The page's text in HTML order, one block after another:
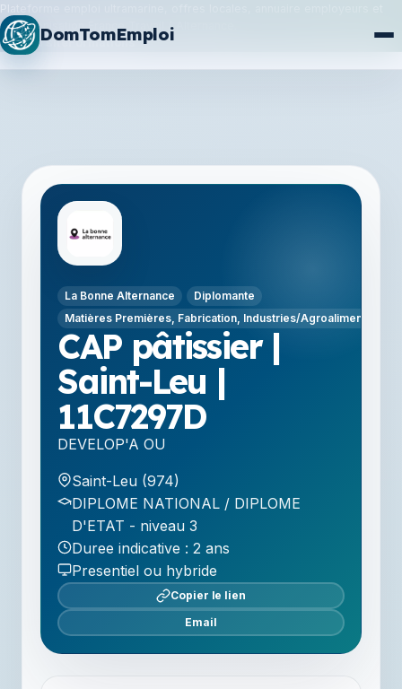
Plateforme emploi ultramarine, offres locales, annuaire employeurs et
synchronisation France Travail / Alternance.
Plan du siteFormations
DomTomEmploi
La Bonne Alternance
Diplomante
Matières Premières, Fabrication, Industries/Agroalimentaire ;
CAP pâtissier |
Saint-Leu |
11C7297D
DEVELOP'A OU
Saint-Leu (974)
DIPLOME NATIONAL / DIPLOME
D'ETAT - niveau 3
Duree indicative : 2 ans
Presentiel ou hybride
Copier le lien
Email